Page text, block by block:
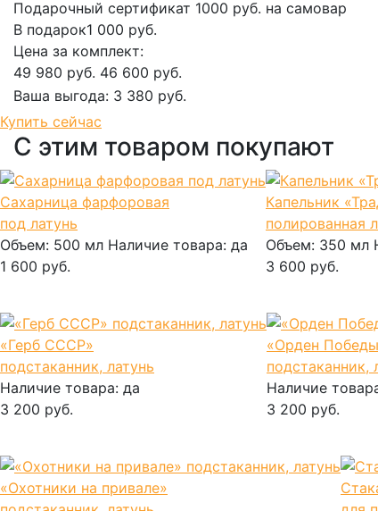
Подарочный сертификат 1000 руб. на самовар
В подарок1 000 руб.
Цена за комплект:
49 980 руб. 46 600 руб.
Ваша выгода: 3 380 руб.
Купить сейчас
С этим товаром покупают
Сахарница фарфоровая
под латунь
Объем: 500 мл Наличие товара: да
1 600 руб.
Капельник
полированная
Объем: 350 мл
3 600 руб.
«Герб СССР»
подстаканник, латунь
Наличие товара: да
3 200 руб.
«Орден
подстаканник,
Наличие
3 200 руб.
«Охотники на привале»